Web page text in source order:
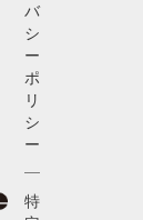
バ
シ
ー
ポ
リ
シ
ー
特